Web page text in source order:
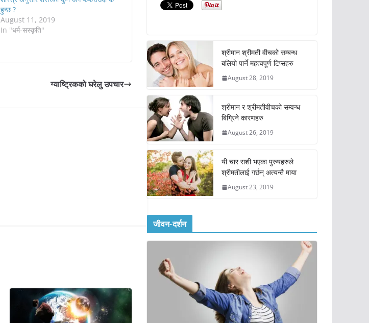
हुन्छ ?
August 11, 2019
In "धर्म-सस्कृति"
ग्याष्ट्रिकको घरेलु उपचार
श्रीमान श्रीमती वीचको सम्बन्ध
बलियो पार्ने महत्वपूर्ण टिप्सहरु
August 28, 2019
श्रीमान र श्रीमतीवीचको सम्वन्ध
बिग्रिने कारणहरु
August 26, 2019
यी चार राशी भएका पुरुषहरुले
श्रीमतीलाई गर्छन् अत्यन्तै माया
August 23, 2019
जीवन-दर्शन